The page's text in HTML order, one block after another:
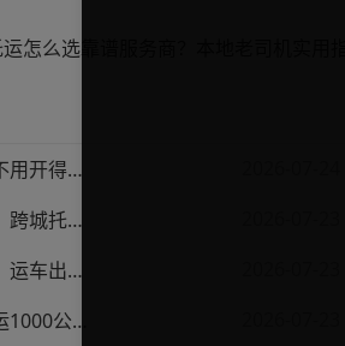
绍兴车主跑外地不用开得累？这份汽车托运实用指南收好不亏
福州车主看过来：跨城托运1000公里，这笔账要怎么算才不亏
陵水车主看过来！运车出岛一千公里，这笔账得这么算
临高车主汽车托运1000公里省钱避坑指南